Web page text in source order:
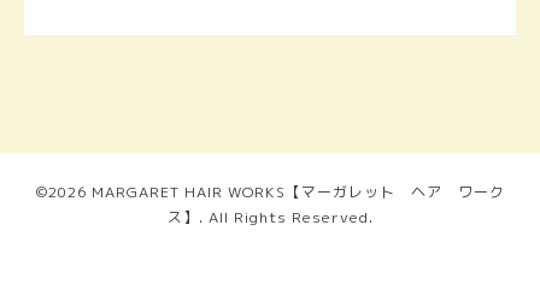
©2026 MARGARET HAIR WORKS【マーガレット ヘア ワーク
ス】 . All Rights Reserved.